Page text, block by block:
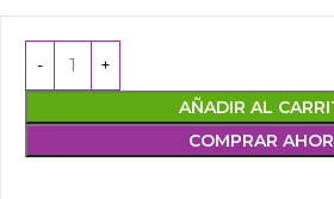
AÑADIR AL
COMPRAR